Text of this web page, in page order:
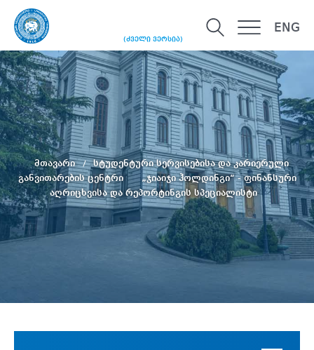
(ძველი ვერსია)
ENG
მთავარი
სტუდენტური სერვისებისა და კარიერული
განვითარების ცენტრი
„ჯიაიჯი ჰოლდინგი“ - ფინანსური
აღრიცხვისა და რეპორტინგის სპეციალისტი